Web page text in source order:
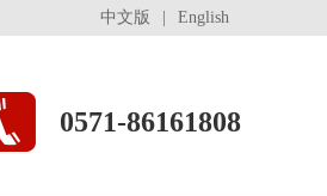
中文版 English
0571-86161808